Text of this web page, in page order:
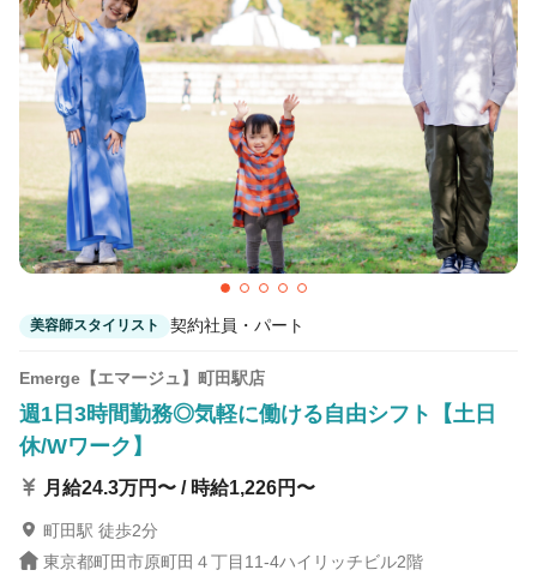
美容師スタイリスト 契約社員・パート
Emerge【エマージュ】町田駅店
週1日3時間勤務◎気軽に働ける自由シフト【土日
休/Wワーク】
月給24.3万円〜 / 時給1,226円〜
町田駅 徒歩2分
東京都町田市原町田４丁目11-4ハイリッチビル2階